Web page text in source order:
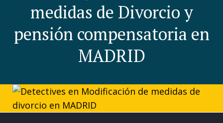
medidas de Divorcio y
pensión compensatoria en
MADRID